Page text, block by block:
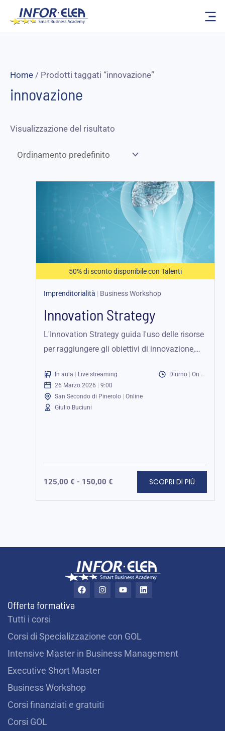
Home / Prodotti taggati “innovazione”
innovazione
Visualizzazione del risultato
50% di sconto disponibile con Talenti
Imprenditorialità | Business Workshop
Innovation Strategy
L'Innovation Strategy guida l'uso delle risorse
per raggiungere gli obiettivi di innovazione,
competitivo.
In aula Live streaming Diurno| On demand
26 Marzo 2026
9:00
San Secondo di Pinerolo
Online
Giulio Buciuni
125,00 € - 150,00 €
Fascia
di
prezzo:
125,00 €
150,00 €
SCOPRI DI PIÙ
F
a
o
k
I
n
r
a
m
Y
o
e
L
i
Offerta formativa
Tutti i corsi
Corsi di Specializzazione con GOL
Intensive Master in Business Management
Executive Short Master
Business Workshop
Corsi finanziati e gratuiti
Corsi GOL